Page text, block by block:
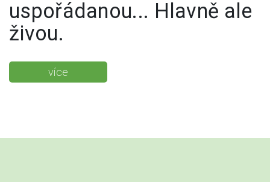
uspořádanou... Hlavně ale
živou.
více